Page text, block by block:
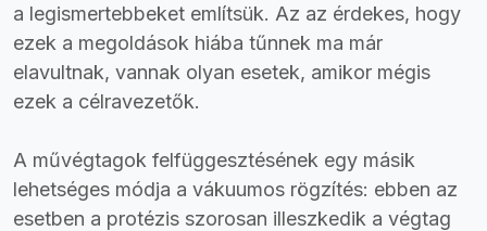
a legismertebbeket említsük. Az az érdekes, hogy
ezek a megoldások hiába tűnnek ma már
elavultnak, vannak olyan esetek, amikor mégis
ezek a célravezetők.
A művégtagok felfüggesztésének egy másik
lehetséges módja a vákuumos rögzítés: ebben az
esetben a protézis szorosan illeszkedik a végtag